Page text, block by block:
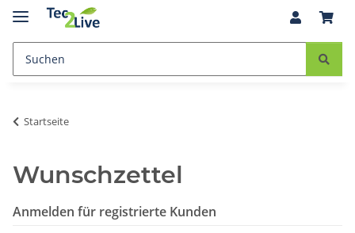
Startseite
Wunschzettel
Anmelden für registrierte Kunden